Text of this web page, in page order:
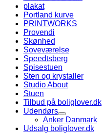
plakat
Portland kurve
PRINTWORKS
Provendi
Skønhed
Soveværelse
Speedtsberg
Spisestuen
Sten og krystaller
Studio About
Stuen
Tilbud på boliglover.dk
Udendørs
Anker Danmark
Udsalg boliglover.dk